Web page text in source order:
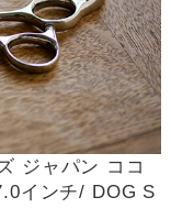
ジャパン ココ
インチ/ DOG S